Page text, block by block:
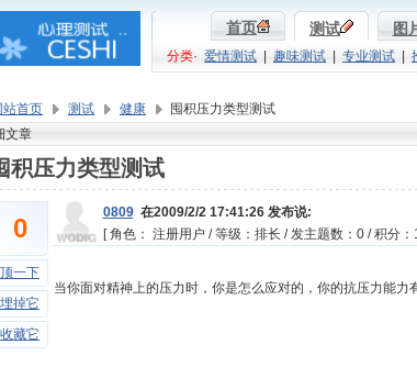
首页 测试 图
分类· 爱情测试 趣味测试 专业测试
站首页 测试 健康
囤积压力类型测试
文章
积压力类型测试
0
顶一下
埋掉它
收藏它
0809 在2009/2/2 17:41:26 发布说:
[ 角色： 注册用户 / 等级：排长 / 发主题数：0 / 积分
当你面对精神上的压力时，你是怎么应对的，你的抗压力能力